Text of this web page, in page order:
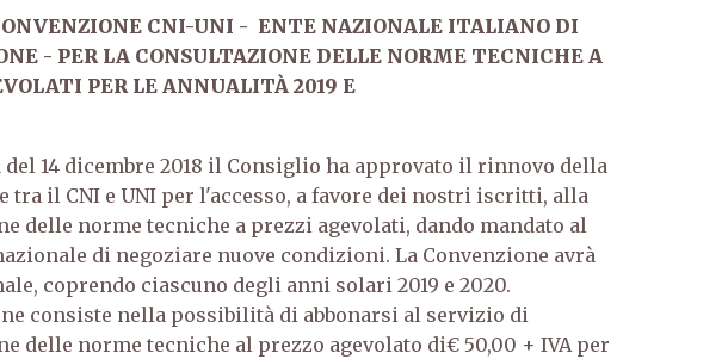
CNI-UNI - ENTE NAZIONALE ITALIANO DI
- PER LA CONSULTAZIONE DELLE NORME TECNICHE A
PER LE ANNUALITÀ 2019 E
del 14 dicembre 2018 il Consiglio ha approvato il rinnovo della
tra il CNI e UNI per l'accesso, a favore dei nostri iscritti, alla
delle norme tecniche a prezzi agevolati, dando mandato al
di negoziare nuove condizioni. La Convenzione avrà
coprendo ciascuno degli anni solari 2019 e 2020.
consiste nella possibilità di abbonarsi al servizio di
delle norme tecniche al prezzo agevolato di€ 50,00 + IVA per